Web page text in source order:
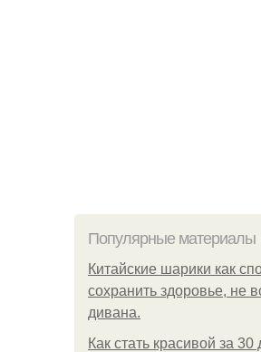
Популярные материалы
Китайские шарики как
сохранить здоровье, не
дивана.
Как стать красивой за 30